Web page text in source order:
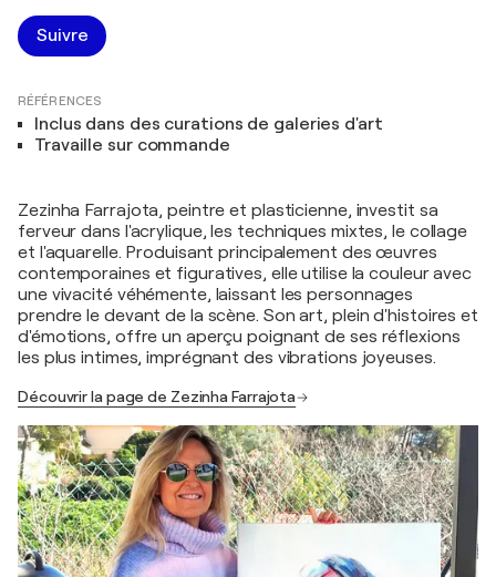
Suivre
RÉFÉRENCES
Inclus dans des curations de galeries d'art
Travaille sur commande
Zezinha Farrajota, peintre et plasticienne, investit sa
ferveur dans l'acrylique, les techniques mixtes, le collage
et l'aquarelle. Produisant principalement des œuvres
contemporaines et figuratives, elle utilise la couleur avec
une vivacité véhémente, laissant les personnages
prendre le devant de la scène. Son art, plein d'histoires et
d'émotions, offre un aperçu poignant de ses réflexions
les plus intimes, imprégnant des vibrations joyeuses.
Découvrir la page de Zezinha Farrajota